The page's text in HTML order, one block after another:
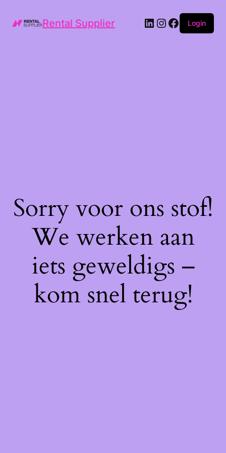
Rental Supplier LinkedIn
Instagram
Facebook
Login
Sorry voor ons stof!
We werken aan
iets geweldigs –
kom snel terug!